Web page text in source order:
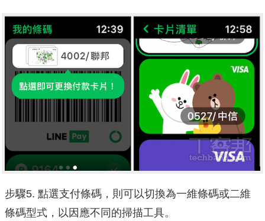
步驟5. 點選支付條碼，則可以切換為一維條碼或二維
條碼型式，以因應不同的掃描工具。